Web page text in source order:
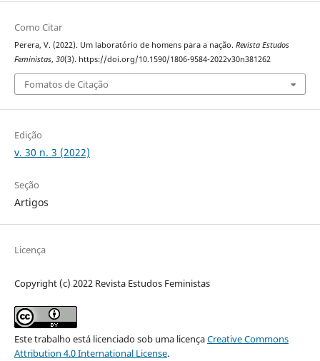
Como Citar
Perera, V. (2022). Um laboratório de homens para a nação. Revista Estudos
Feministas, 30(3). https://doi.org/10.1590/1806-9584-2022v30n381262
Fomatos de Citação
Edição
v. 30 n. 3 (2022)
Seção
Artigos
Licença
Copyright (c) 2022 Revista Estudos Feministas
Este trabalho está licenciado sob uma licençaCreative Commons
Attribution 4.0 International License.